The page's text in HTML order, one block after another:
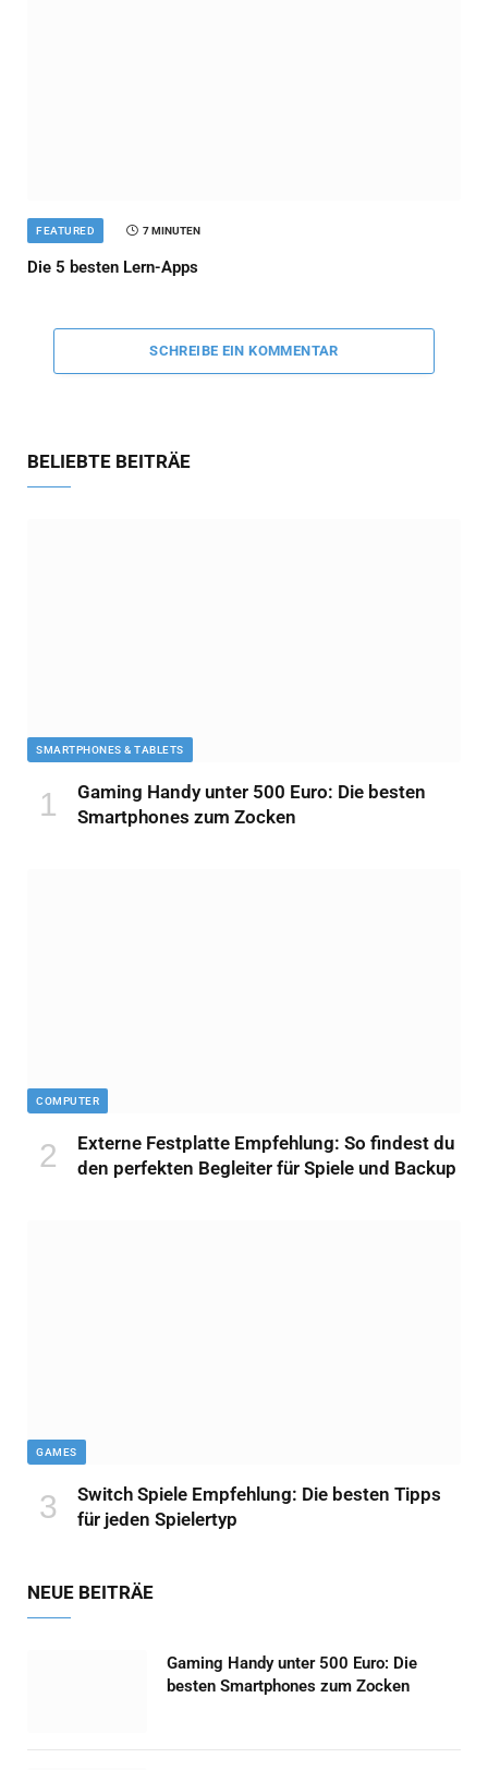
FEATURED 7 MINUTEN
Die 5 besten Lern-Apps
SCHREIBE EIN KOMMENTAR
BELIEBTE BEITRÄE
SMARTPHONES & TABLETS
Gaming Handy unter 500 Euro: Die besten
Smartphones zum Zocken
COMPUTER
Externe Festplatte Empfehlung: So findest du
den perfekten Begleiter für Spiele und Backup
GAMES
Switch Spiele Empfehlung: Die besten Tipps
für jeden Spielertyp
NEUE BEITRÄE
Gaming Handy unter 500 Euro: Die
besten Smartphones zum Zocken